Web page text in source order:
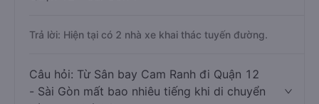
Trả lời: Hiện tại có 2 nhà xe khai thác tuyến đường.
Câu hỏi: Từ Sân bay Cam Ranh đi Quận 12
- Sài Gòn mất bao nhiêu tiếng khi di chuyển